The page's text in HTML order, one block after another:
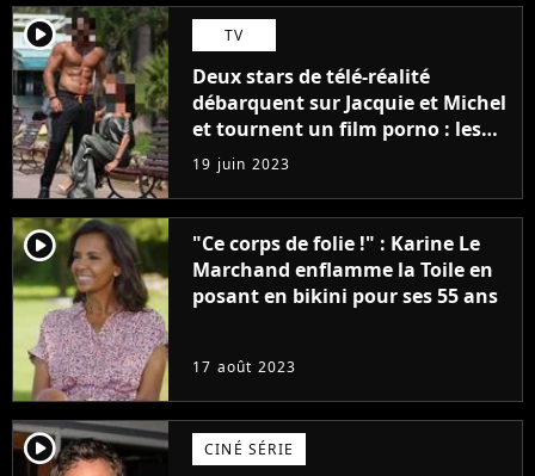
player2 TV
Deux stars de télé-réalité
débarquent sur Jacquie et Michel
et tournent un film porno : les
premières images du tournage
(exclu)
19 juin 2023
player2
"Ce corps de folie !" : Karine Le
Marchand enflamme la Toile en
posant en bikini pour ses 55 ans
17 août 2023
player2 CINÉ SÉRIE